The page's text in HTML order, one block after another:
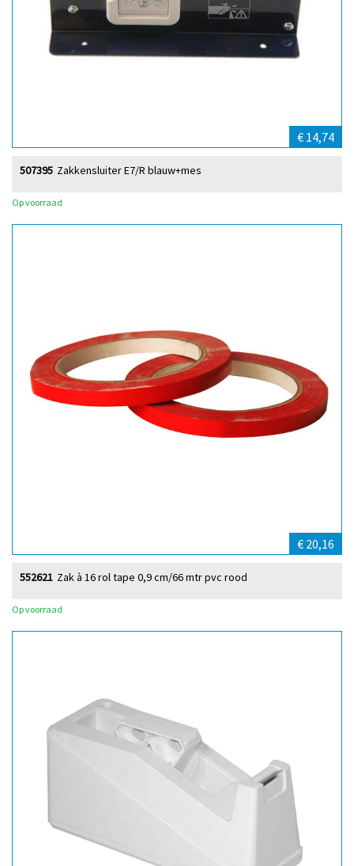
€ 14,74
Zakkensluiter E7/R blauw+mes
507395
Op voorraad
€ 20,16
Zak à 16 rol tape 0,9 cm/66 mtr pvc rood
552621
Op voorraad